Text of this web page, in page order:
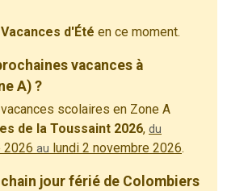
Vacances d'Été en ce moment.
vacances à
A) ?
scolaires en Zone A
de la Toussaint 2026, du
2026 au lundi 2 novembre 2026.
jour férié de Colombiers